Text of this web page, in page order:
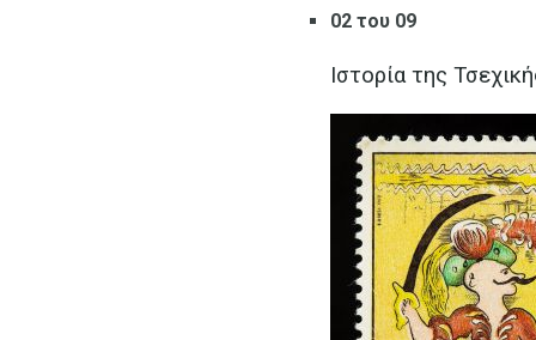
02 του 09
Ιστορία της